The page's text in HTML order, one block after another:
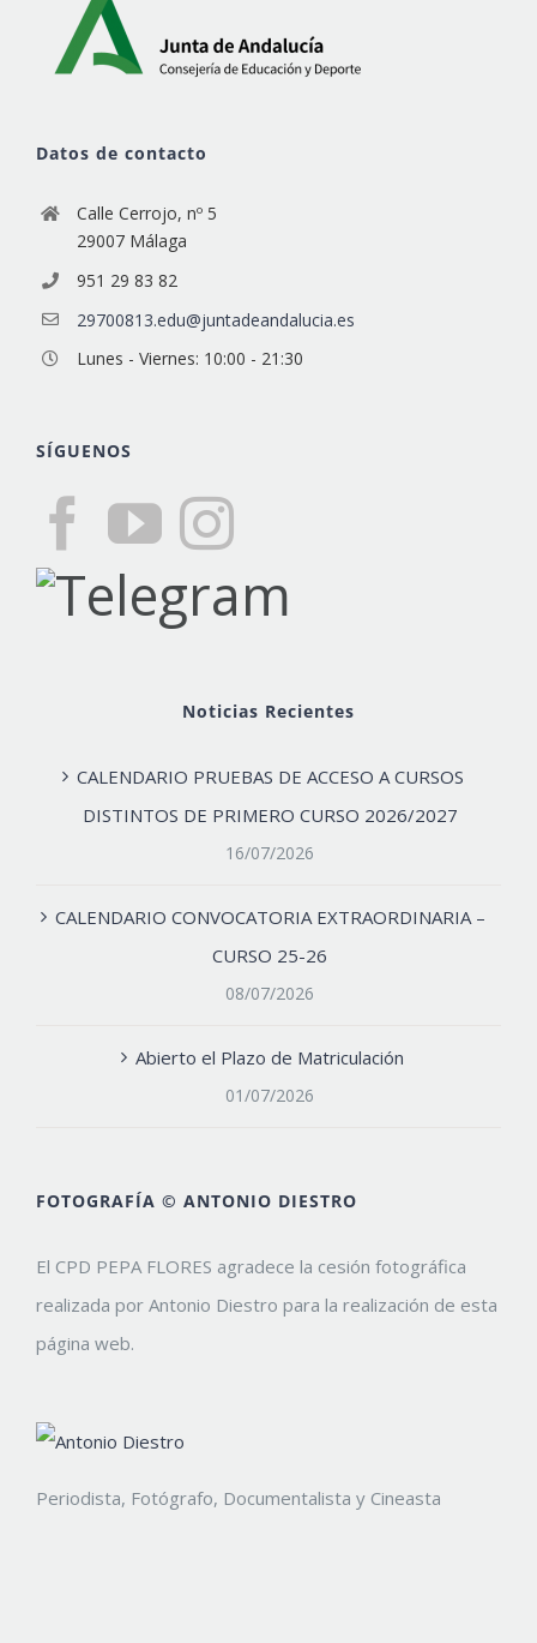
Datos de contacto
Calle Cerrojo, nº 5
29007 Málaga
951 29 83 82
29700813.edu@juntadeandalucia.es
Lunes - Viernes: 10:00 - 21:30
SÍGUENOS
Noticias Recientes
CALENDARIO PRUEBAS DE ACCESO A CURSOS
DISTINTOS DE PRIMERO CURSO 2026/2027
16/07/2026
CALENDARIO CONVOCATORIA EXTRAORDINARIA –
CURSO 25-26
08/07/2026
Abierto el Plazo de Matriculación
01/07/2026
FOTOGRAFÍA © ANTONIO DIESTRO
El CPD PEPA FLORES agradece la cesión fotográfica
realizada por Antonio Diestro para la realización de esta
página web.
Periodista, Fotógrafo, Documentalista y Cineasta